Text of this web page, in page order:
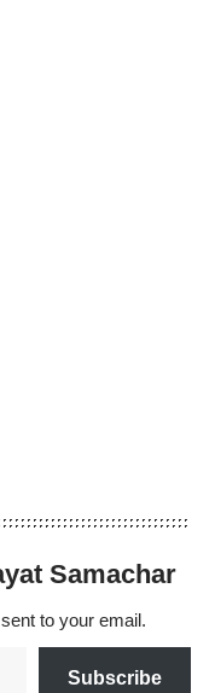
Samachar
to your email.
Subscribe